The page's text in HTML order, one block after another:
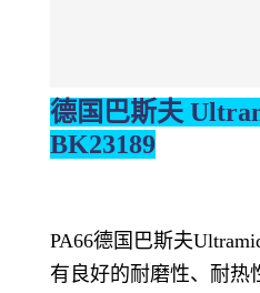
德国巴斯夫
BK23189
PA66德国巴斯夫
有良好的耐磨性、耐热